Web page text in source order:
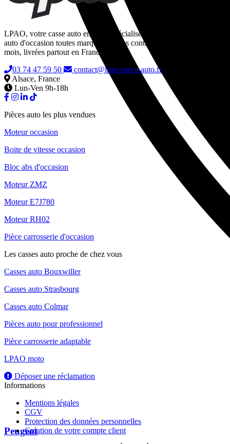
Peugeot
LPAO, votre casse auto en ligne spécialisée dans la vente de pièces
auto d'occasion toutes marques. Pièces contrôlées, garanties 24
mois, livrées partout en France.
03 74 47 59 50
contact@lpao-piece-auto.fr
Alsace, France
Lun-Ven 9h-18h
Pièces auto les plus vendues
Moteur occasion
Boite de vitesse occasion
Bloc abs d'occasion
Moteur ZMZ
Moteur E7J780
Moteur RH02
Pièce carrosserie d'occasion
Les casses auto proche de chez vous
Casses auto Bouxwiller
Casses auto Strasbourg
Casses auto Colmar
Pièces auto pour professionnel
Pièce carrosserie adaptable
LPAO moto
Déposer une réclamation
Informations
Mentions légales
CGV
Protection des données personnelles
Création de votre compte client